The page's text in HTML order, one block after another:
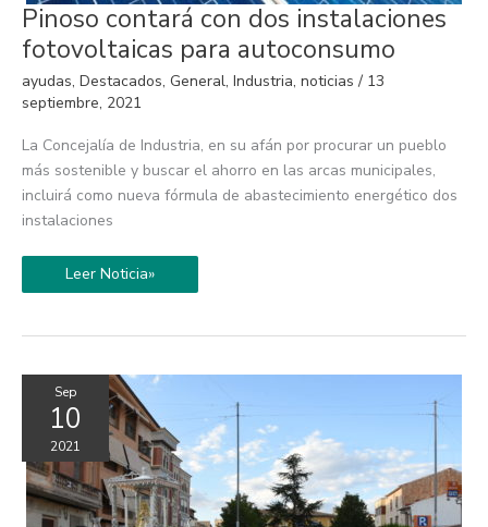
Pinoso contará con dos instalaciones
fotovoltaicas para autoconsumo
ayudas, Destacados, General, Industria, noticias / 13
septiembre, 2021
La Concejalía de Industria, en su afán por procurar un pueblo
más sostenible y buscar el ahorro en las arcas municipales,
incluirá como nueva fórmula de abastecimiento energético dos
instalaciones
Pinoso
contará
con
dos
instalaciones
fotovoltaicas
para
Leer Noticia»
Sep
10
2021